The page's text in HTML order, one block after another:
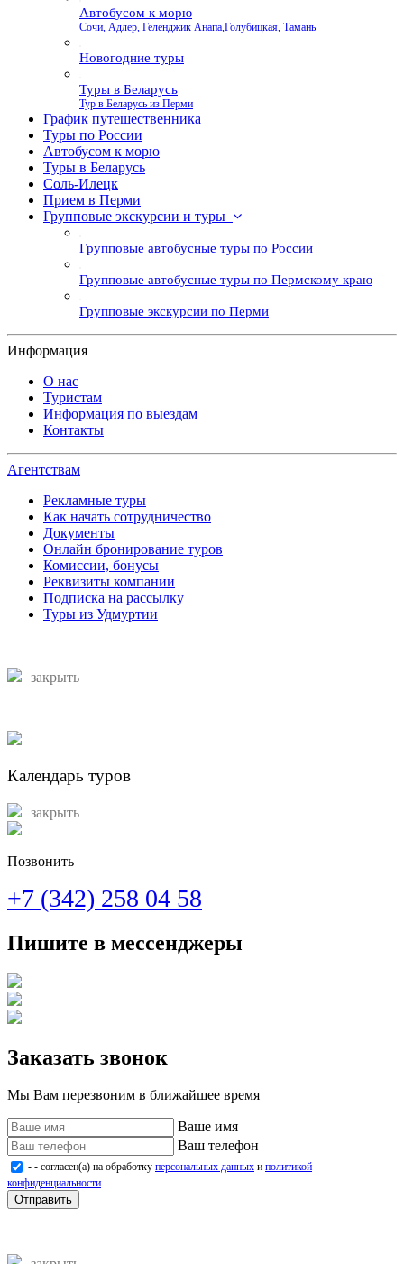
Автобусом к морю
Сочи, Адлер, Геленджик Анапа,Голубицкая, Тамань
Новогодние туры
Туры в Беларусь
Тур в Беларусь из Перми
График путешественника
Туры по России
Автобусом к морю
Туры в Беларусь
Соль-Илецк
Прием в Перми
Групповые экскурсии и туры
Групповые автобусные туры по России
Групповые автобусные туры по Пермскому краю
Групповые экскурсии по Перми
Информация
О нас
Туристам
Информация по выездам
Контакты
Агентствам
Рекламные туры
Как начать сотрудничество
Документы
Онлайн бронирование туров
Комиссии, бонусы
Реквизиты компании
Подписка на рассылку
Туры из Удмуртии
закрыть
Календарь туров
закрыть
Позвонить
+7 (342) 258 04 58
Пишите в мессенджеры
Заказать звонок
Мы Вам перезвоним в ближайшее время
Ваше имя
Ваш телефон
- - согласен(а) на обработку персональных данных и политикой
конфиденциальности
Отправить